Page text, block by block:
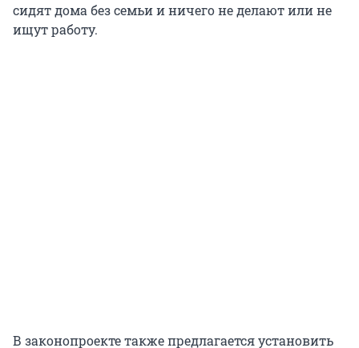
сидят дома без семьи и ничего не делают или не
ищут работу.
В законопроекте также предлагается установить